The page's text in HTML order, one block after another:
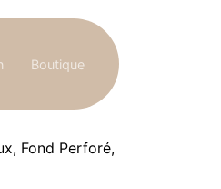
Boutique
Fond Perforé,